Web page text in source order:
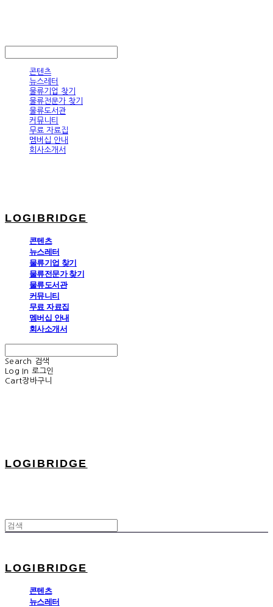
콘텐츠
뉴스레터
물류기업 찾기
물류전문가 찾기
물류도서관
커뮤니티
무료 자료집
멤버십 안내
회사소개서
LOGIBRIDGE
콘텐츠
뉴스레터
물류기업 찾기
물류전문가 찾기
물류도서관
커뮤니티
무료 자료집
멤버십 안내
회사소개서
Search
검색
Log In 로그인
Cart장바구니
LOGIBRIDGE
LOGIBRIDGE
콘텐츠
뉴스레터